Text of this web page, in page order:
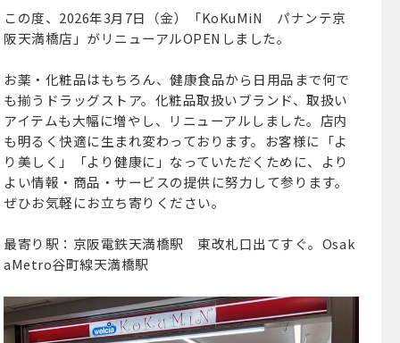
この度、2026年3月7日（金）「KoKuMiN パナンテ京
阪天満橋店」がリニューアルOPENしました。
お薬・化粧品はもちろん、健康食品から日用品まで何で
も揃うドラッグストア。化粧品取扱いブランド、取扱い
アイテムも大幅に増やし、リニューアルしました。店内
も明るく快適に生まれ変わっております。お客様に「よ
り美しく」「より健康に」なっていただくために、より
よい情報・商品・サービスの提供に努力して参ります。
ぜひお気軽にお立ち寄りください。
最寄り駅：京阪電鉄天満橋駅 東改札口出てすぐ。Osak
aMetro谷町線天満橋駅